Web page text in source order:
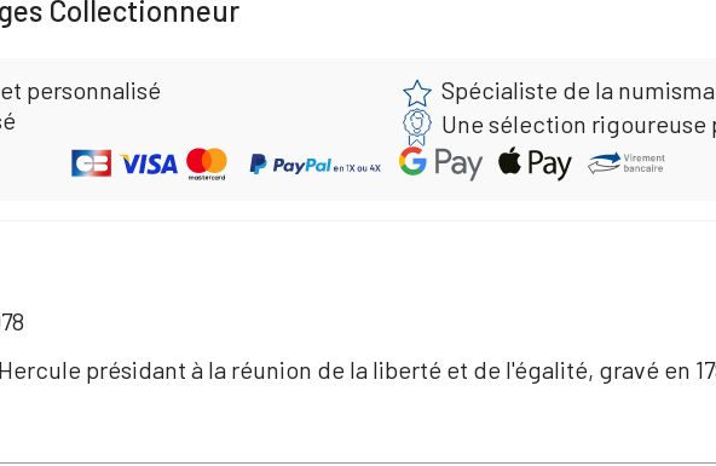
Collectionneur
personnalisé
Spécialiste de la
Une sélection
présidant à la réunion de la liberté et de l'égalité, gravé en